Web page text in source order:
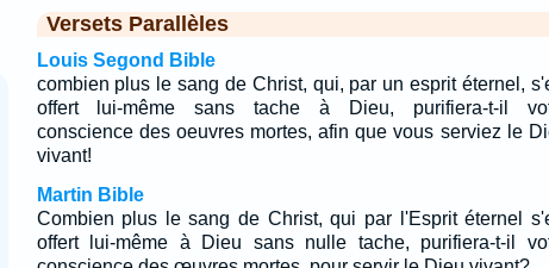
Versets Parallèles
Louis Segond Bible
combien plus le sang de Christ, qui, par un esprit éternel,
offert lui-même sans tache à Dieu, purifiera-t-il
conscience des oeuvres mortes, afin que vous serviez le
vivant!
Martin Bible
Combien plus le sang de Christ, qui par l'Esprit éternel
offert lui-même à Dieu sans nulle tache, purifiera-t-il